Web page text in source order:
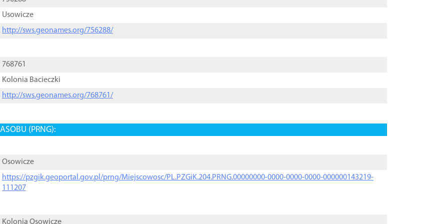
Usowicze
http://sws.geonames.org/756288/
768761
Kolonia Bacieczki
http://sws.geonames.org/768761/
(PRNG):
Osowicze
https://pzgik.geoportal.gov.pl/prng/Miejscowosc/PL.PZGiK.204.PRNG.00000000-0000-0000-0000-000000143219-
111207
Kolonia Osowicze